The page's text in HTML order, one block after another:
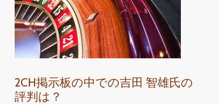
の
中
で
の
評
と
2CH掲示板の中での吉田 智雄氏の
評判は？